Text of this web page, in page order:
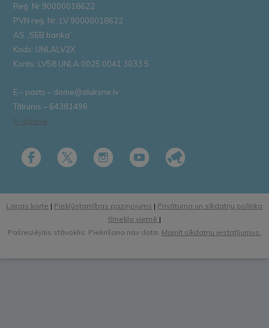
Reģ. Nr.90000018622
PVN reģ. Nr. LV 90000018622
AS „SEB banka”
Kods: UNLALV2X
Konts: LV58 UNLA 0025 0041 3033 5
E – pasts – dome@aluksne.lv
Tālrunis – 64381496
E-adrese
Lapas karte | Piekļūstamības paziņojums | Privātuma un sīkdatņu politika
tīmekļa vietnē |
Pašreizējais stāvoklis: Piekrišana nav dota. Mainīt sīkdatņu iestatījumus.